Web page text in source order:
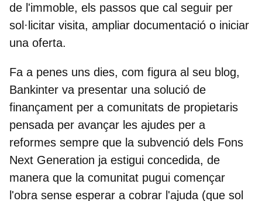
de l'immoble, els passos que cal seguir per
sol·licitar visita, ampliar documentació o iniciar
una oferta.
Fa a penes uns dies, com figura al seu blog,
Bankinter va presentar una solució de
finançament per a comunitats de propietaris
pensada per avançar les ajudes per a
reformes sempre que la subvenció dels Fons
Next Generation ja estigui concedida, de
manera que la comunitat pugui començar
l'obra sense esperar a cobrar l'ajuda (que sol